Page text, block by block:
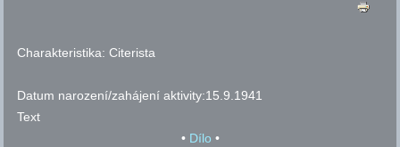
Charakteristika:Citerista
Datum narození/zahájení aktivity:15.9.1941
Text
• Dílo •